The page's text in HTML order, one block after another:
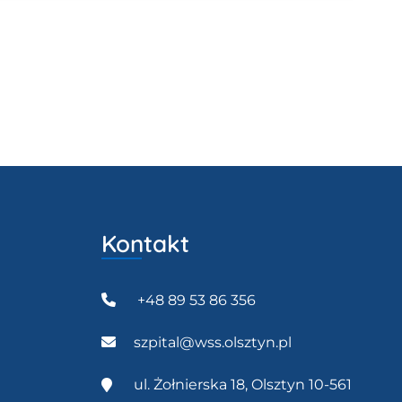
Kontakt
+48 89 53 86 356
szpital@wss.olsztyn.pl
ul. Żołnierska 18, Olsztyn 10-561